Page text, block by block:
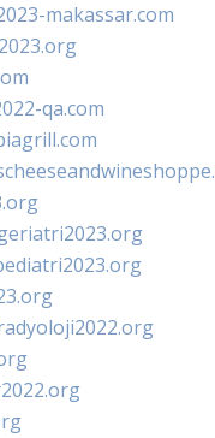
makassar.com
qa.com